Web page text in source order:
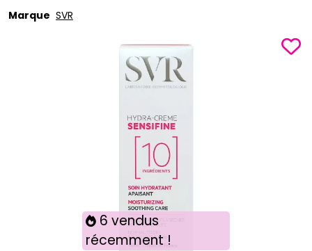
Marque SVR
6 vendus
récemment !